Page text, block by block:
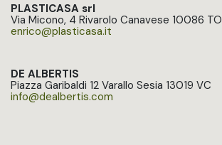
PLASTICASA srl
Via Micono, 4 Rivarolo Canavese 10086 TO
enrico@plasticasa.it
DE ALBERTIS
Piazza Garibaldi 12 Varallo Sesia 13019 VC
info@dealbertis.com